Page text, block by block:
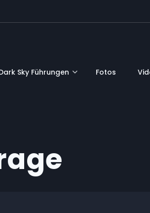
Sky Führungen Fotos